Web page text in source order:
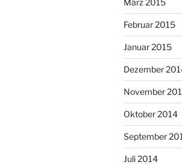
März 2015
Februar 2015
Januar 2015
Dezember
November
Oktober 2014
September
Juli 2014